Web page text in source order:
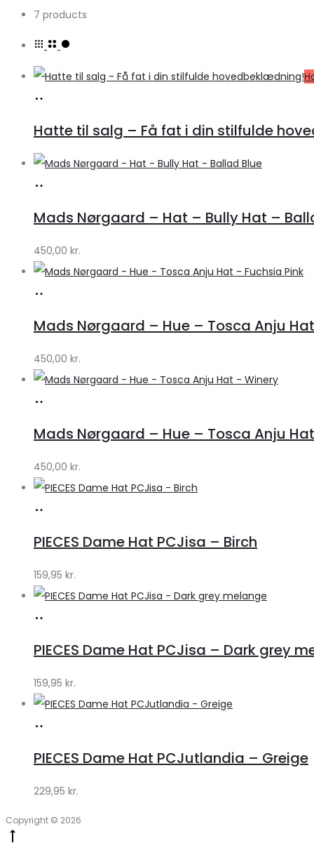
7 products
Hatte til salg – Få fat i din stilfulde
Lykke
by
Lykke
Mads Nørgaard – Hat – Bully Hat –
450,00 kr.
Lykke
by
Lykke
Mads Nørgaard – Hue – Tosca Anju
450,00 kr.
Lykke
by
Lykke
Mads Nørgaard – Hue – Tosca Anju
450,00 kr.
Klædeskabet.dk
PIECES Dame Hat PCJisa – Birch
159,95 kr.
Klædeskabet.dk
PIECES Dame Hat PCJisa – Dark grey
159,95 kr.
Klædeskabet.dk
PIECES Dame Hat PCJutlandia – Greige
229,95 kr.
Copyright © 2026